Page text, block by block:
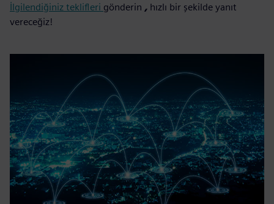
İlgilendiğiniz teklifleri gönderin , hızlı bir şekilde yanıt
vereceğiz!